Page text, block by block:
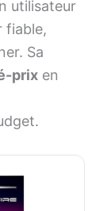
utilisateur
fiable,
Sa
prixen